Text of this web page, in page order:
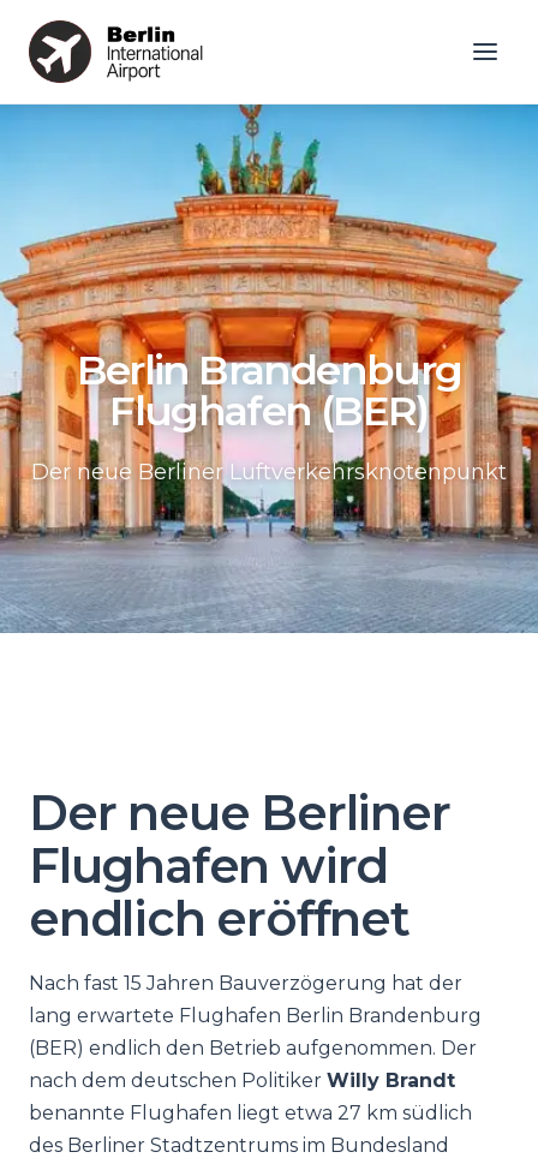
Berlin Brandenburg
Flughafen (BER)
Der neue Berliner Luftverkehrsknotenpunkt
Der neue Berliner
Flughafen wird
endlich eröffnet
Nach fast 15 Jahren Bauverzögerung hat der
lang erwartete Flughafen Berlin Brandenburg
(BER) endlich den Betrieb aufgenommen. Der
nach dem deutschen Politiker Willy Brandt
benannte Flughafen liegt etwa 27 km südlich
des Berliner Stadtzentrums im Bundesland